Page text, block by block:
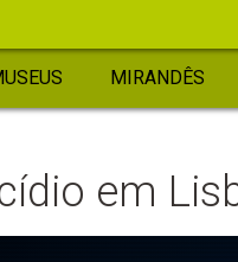
MIRANDÊS
em